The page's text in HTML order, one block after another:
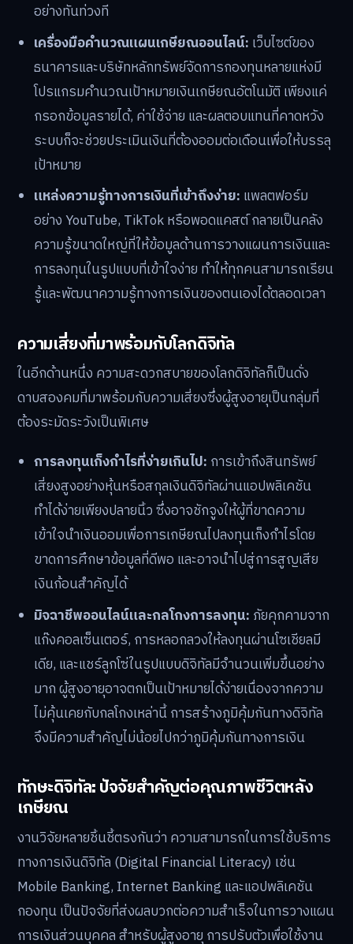
อย่างทันท่วงที
เครื่องมือคำนวณแผนเกษียณออนไลน์: เว็บไซต์ของ
ธนาคารและบริษัทหลักทรัพย์จัดการกองทุนหลายแห่งมี
โปรแกรมคำนวณเป้าหมายเงินเกษียณอัตโนมัติ เพียงแค่
กรอกข้อมูลรายได้, ค่าใช้จ่าย และผลตอบแทนที่คาดหวัง
ระบบก็จะช่วยประเมินเงินที่ต้องออมต่อเดือนเพื่อให้บรรลุ
เป้าหมาย
แหล่งความรู้ทางการเงินที่เข้าถึงง่าย: แพลตฟอร์ม
อย่าง YouTube, TikTok หรือพอดแคสต์ กลายเป็นคลัง
ความรู้ขนาดใหญ่ที่ให้ข้อมูลด้านการวางแผนการเงินและ
การลงทุนในรูปแบบที่เข้าใจง่าย ทำให้ทุกคนสามารถเรียน
รู้และพัฒนาความรู้ทางการเงินของตนเองได้ตลอดเวลา
ความเสี่ยงที่มาพร้อมกับโลกดิจิทัล
ในอีกด้านหนึ่ง ความสะดวกสบายของโลกดิจิทัลก็เป็นดั่ง
ดาบสองคมที่มาพร้อมกับความเสี่ยงซึ่งผู้สูงอายุเป็นกลุ่มที่
ต้องระมัดระวังเป็นพิเศษ
การลงทุนเก็งกำไรที่ง่ายเกินไป: การเข้าถึงสินทรัพย์
เสี่ยงสูงอย่างหุ้นหรือสกุลเงินดิจิทัลผ่านแอปพลิเคชัน
ทำได้ง่ายเพียงปลายนิ้ว ซึ่งอาจชักจูงให้ผู้ที่ขาดความ
เข้าใจนำเงินออมเพื่อการเกษียณไปลงทุนเก็งกำไรโดย
ขาดการศึกษาข้อมูลที่ดีพอ และอาจนำไปสู่การสูญเสีย
เงินก้อนสำคัญได้
มิจฉาชีพออนไลน์และกลโกงการลงทุน: ภัยคุกคามจาก
แก๊งคอลเซ็นเตอร์, การหลอกลวงให้ลงทุนผ่านโซเชียลมี
เดีย, และแชร์ลูกโซ่ในรูปแบบดิจิทัลมีจำนวนเพิ่มขึ้นอย่าง
มาก ผู้สูงอายุอาจตกเป็นเป้าหมายได้ง่ายเนื่องจากความ
ไม่คุ้นเคยกับกลโกงเหล่านี้ การสร้างภูมิคุ้มกันทางดิจิทัล
จึงมีความสำคัญไม่น้อยไปกว่าภูมิคุ้มกันทางการเงิน
ทักษะดิจิทัล: ปัจจัยสำคัญต่อคุณภาพชีวิตหลัง
เกษียณ
งานวิจัยหลายชิ้นชี้ตรงกันว่า ความสามารถในการใช้บริการ
ทางการเงินดิจิทัล (Digital Financial Literacy) เช่น
Mobile Banking, Internet Banking และแอปพลิเคชัน
กองทุน เป็นปัจจัยที่ส่งผลบวกต่อความสำเร็จในการวางแผน
การเงินส่วนบุคคล สำหรับผู้สูงอายุ การปรับตัวเพื่อใช้งาน